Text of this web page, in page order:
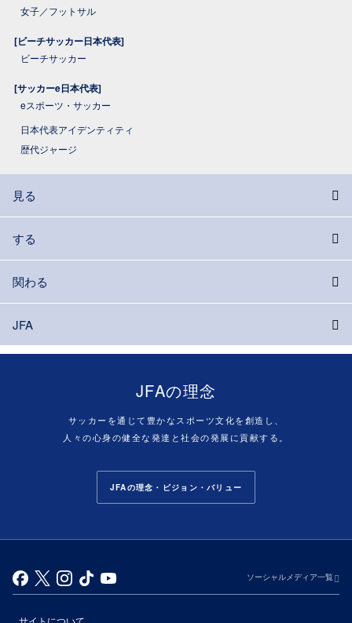
女子／フットサル
[ビーチサッカー日本代表]
ビーチサッカー
[サッカーe日本代表]
eスポーツ・サッカー
日本代表アイデンティティ
歴代ジャージ
見る
する
関わる
JFA
JFAの理念
サッカーを通じて豊かなスポーツ文化を創造し、
人々の心身の健全な発達と社会の発展に貢献する。
JFAの理念・ビジョン・バリュー
ソーシャルメディア一覧
サイトについて